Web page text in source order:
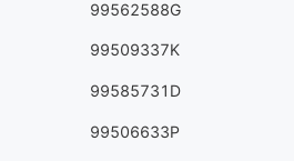
99562588G
99509337K
99585731D
99506633P